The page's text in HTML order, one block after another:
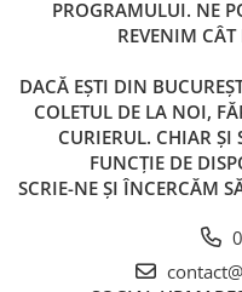
PROGRAMULUI. NE
REVENIM
DACĂ EȘTI DIN
COLETUL DE LA NOI,
CURIERUL. CHIAR ȘI
FUNCȚIE DE
SCRIE-NE ȘI ÎNCERCĂM